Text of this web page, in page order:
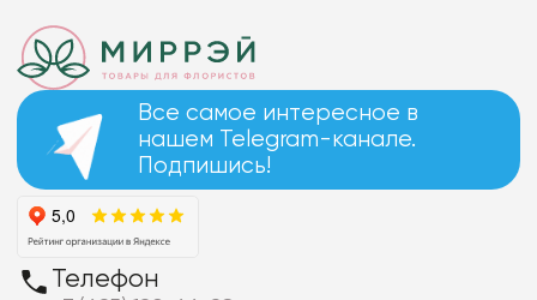
Все самое интересное в
нашем Telegram-канале.
Подпишись!
Телефон